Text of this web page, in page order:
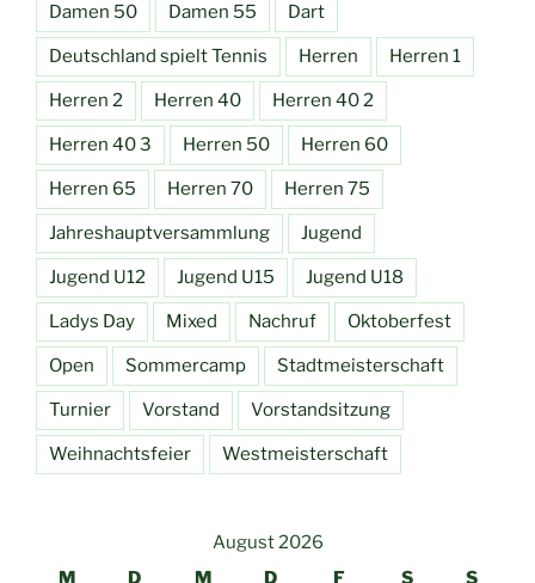
Damen 50 Damen 55 Dart
Deutschland spielt Tennis Herren Herren 1
Herren 2 Herren 40 Herren 40 2
Herren 40 3 Herren 50 Herren 60
Herren 65 Herren 70 Herren 75
Jahreshauptversammlung Jugend
Jugend U12 Jugend U15 Jugend U18
Ladys Day Mixed Nachruf Oktoberfest
Open Sommercamp Stadtmeisterschaft
Turnier Vorstand Vorstandsitzung
Weihnachtsfeier Westmeisterschaft
August 2026
M
D M D F S S